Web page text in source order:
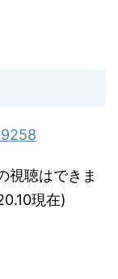
視聴はできま
現在)